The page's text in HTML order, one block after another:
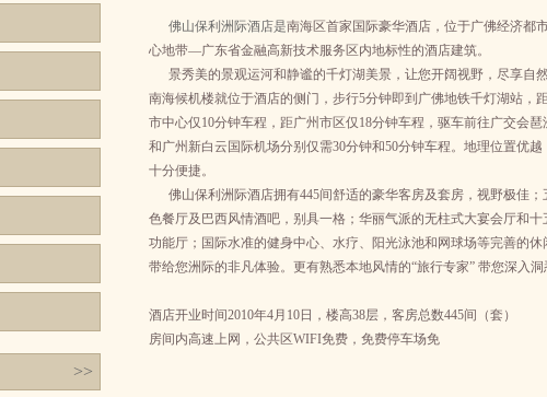
>>
佛山保利洲际酒店是南海区首家国际豪华酒店，位于广佛经济都
心地带—广东省金融高新技术服务区内地标性的酒店建筑。
景秀美的景观运河和静谧的千灯湖美景，让您开阔视野，尽享自然
南海候机楼就位于酒店的侧门，步行5分钟即到广佛地铁千灯湖站，
市中心仅10分钟车程，距广州市区仅18分钟车程，驱车前往广交会琶
和广州新白云国际机场分别仅需30分钟和50分钟车程。地理位置优越
十分便捷。
佛山保利洲际酒店拥有445间舒适的豪华客房及套房，视野极佳；
色餐厅及巴西风情酒吧，别具一格；华丽气派的无柱式大宴会厅和十
功能厅；国际水准的健身中心、水疗、阳光泳池和网球场等完善的休
带给您洲际的非凡体验。更有熟悉本地风情的“旅行专家” 带您深入
酒店开业时间2010年4月10日，楼高38层，客房总数445间（套）
房间内高速上网，公共区WIFI免费，免费停车场免